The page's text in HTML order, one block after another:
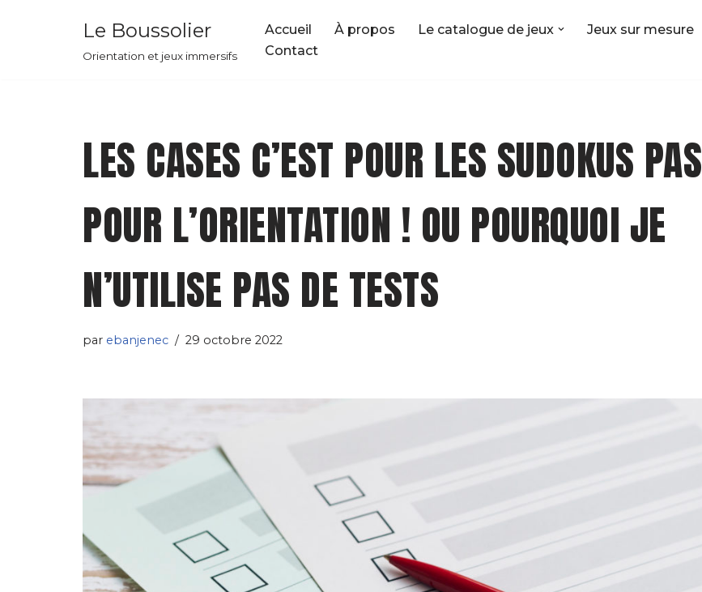
Le Boussolier
Orientation et jeux immersifs
Accueil À propos Le catalogue de jeux Jeux sur mesure
Contact
LES CASES C’EST POUR LES SUDOKUS PAS
POUR L’ORIENTATION ! OU POURQUOI JE
N’UTILISE PAS DE TESTS
par ebanjenec 29 octobre 2022